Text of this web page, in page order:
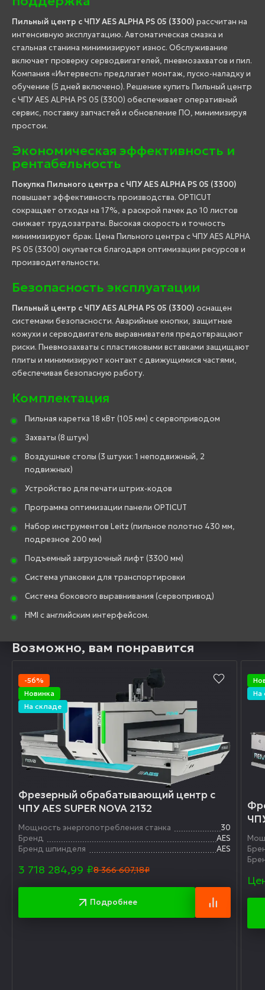
Пильный центр с ЧПУ AES ALPHA PS 05 (3300) рассчитан на
интенсивную эксплуатацию. Автоматическая смазка и
стальная станина минимизируют износ. Обслуживание
включает проверку серводвигателей, пневмозахватов и пил.
Компания «Интервесп» предлагает монтаж, пуско-наладку и
обучение (5 дней включено). Решение купить Пильный центр
с ЧПУ AES ALPHA PS 05 (3300) обеспечивает оперативный
сервис, поставку запчастей и обновление ПО, минимизируя
простои.
Экономическая эффективность и
рентабельность
Покупка Пильного центра с ЧПУ AES ALPHA PS 05 (3300)
повышает эффективность производства. OPTICUT
сокращает отходы на 17%, а раскрой пачек до 10 листов
снижает трудозатраты. Высокая скорость и точность
минимизируют брак. Цена Пильного центра с ЧПУ AES ALPHA
PS 05 (3300) окупается благодаря оптимизации ресурсов и
производительности.
Безопасность эксплуатации
Пильный центр с ЧПУ AES ALPHA PS 05 (3300) оснащен
системами безопасности. Аварийные кнопки, защитные
кожухи и серводвигатель выравнивателя предотвращают
риски. Пневмозахваты с пластиковыми вставками защищают
плиты и минимизируют контакт с движущимися частями,
обеспечивая безопасную работу.
Комплектация
Пильная каретка 18 кВт (105 мм) с сервоприводом
Захваты (8 штук)
Воздушные столы (3 штуки: 1 неподвижный, 2
подвижных)
Устройство для печати штрих-кодов
Программа оптимизации панели OPTICUT
Набор инструментов Leitz (пильное полотно 430 мм,
подрезное 200 мм)
Подъемный загрузочный лифт (3300 мм)
Система упаковки для транспортировки
Система бокового выравнивания (сервопривод)
HMI с английским интерфейсом.
Возможно, вам понравится
-56%
Новинка
На складе
Фрезерный обрабатывающий центр с
ЧПУ AES SUPER NOVA 2132
Мощность энергопотребления станка
30
Бренд
AES
Бренд шпинделя
AES
3 718 284,99 ₽8 366 607,18₽
Подробнее
На